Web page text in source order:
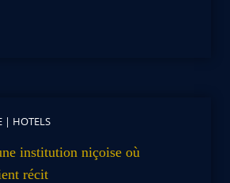
| HOTELS
institution niçoise où
récit